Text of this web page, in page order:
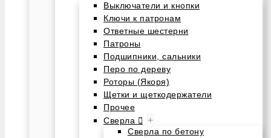
Выключатели и кнопки
Ключи к патронам
Ответные шестерни
Патроны
Подшипники, сальники
Перо по дереву
Роторы (Якоря)
Щетки и щеткодержатели
Прочее
Сверла
+
Сверла по бетону